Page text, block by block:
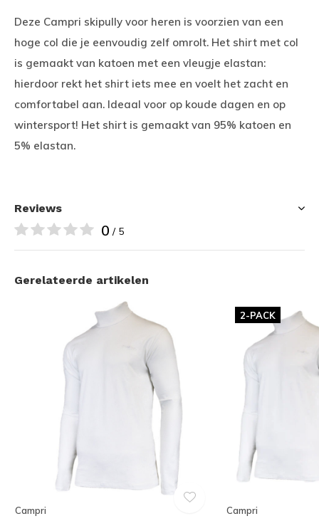
Deze Campri skipully voor heren is voorzien van een
hoge col die je eenvoudig zelf omrolt. Het shirt met col
is gemaakt van katoen met een vleugje elastan:
hierdoor rekt het shirt iets mee en voelt het zacht en
comfortabel aan. Ideaal voor op koude dagen en op
wintersport! Het shirt is gemaakt van 95% katoen en
5% elastan.
Reviews
0 / 5
Gerelateerde artikelen
Campri
2-PACK
Campri